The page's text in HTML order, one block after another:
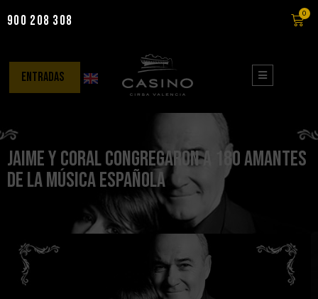
contenido
900 208 308 0
entradas
Jaime y Coral congregaron a 180 amantes
de la música española